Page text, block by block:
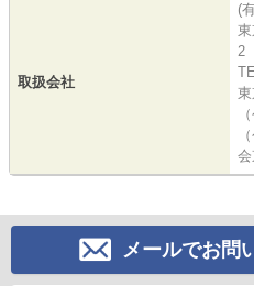
取扱会社
(
2
メールでお問